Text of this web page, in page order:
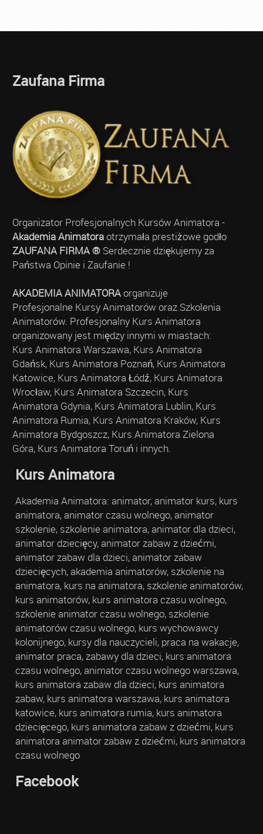
Zaufana Firma
Organizator Profesjonalnych Kursów Animatora -
Akademia Animatoraotrzymała prestiżowe godło
ZAUFANA FIRMA ®Serdecznie dziękujemy za
Państwa Opinie i Zaufanie !
AKADEMIA ANIMATORAorganizuje
Profesjonalne Kursy Animatorów oraz Szkolenia
Animatorów. Profesjonalny Kurs Animatora
organizowany jest między innymi w miastach:
Kurs Animatora Warszawa, Kurs Animatora
Gdańsk, Kurs Animatora Poznań, Kurs Animatora
Katowice, Kurs Animatora Łódź, Kurs Animatora
Wrocław, Kurs Animatora Szczecin, Kurs
Animatora Gdynia, Kurs Animatora Lublin, Kurs
Animatora Rumia, Kurs Animatora Kraków, Kurs
Animatora Bydgoszcz, Kurs Animatora Zielona
Góra, Kurs Animatora Toruń i innych.
Kurs Animatora
Akademia Animatora: animator, animator kurs, kurs
animatora, animator czasu wolnego, animator
szkolenie, szkolenie animatora, animator dla dzieci,
animator dziecięcy, animator zabaw z dziećmi,
animator zabaw dla dzieci, animator zabaw
dziecięcych, akademia animatorów, szkolenie na
animatora, kurs na animatora, szkolenie animatorów,
kurs animatorów, kurs animatora czasu wolnego,
szkolenie animator czasu wolnego, szkolenie
animatorów czasu wolnego, kurs wychowawcy
kolonijnego, kursy dla nauczycieli, praca na wakacje,
animator praca, zabawy dla dzieci, kurs animatora
czasu wolnego, animator czasu wolnego warszawa,
kurs animatora zabaw dla dzieci, kurs animatora
zabaw, kurs animatora warszawa, kurs animatora
katowice, kurs animatora rumia, kurs animatora
dziecięcego, kurs animatora zabaw z dziećmi, kurs
animatora animator zabaw z dziećmi, kurs animatora
czasu wolnego
Facebook